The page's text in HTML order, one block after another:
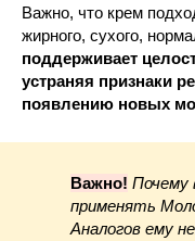
Важно, что крем
жирного, сухого,
поддерживает
устраняя признаки
появлению новых
Важно! Почему
применять
Аналогов ему